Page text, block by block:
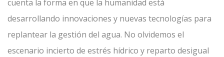
cuenta la forma en que la humanidad está
desarrollando innovaciones y nuevas tecnologías para
replantear la gestión del agua. No olvidemos el
escenario incierto de estrés hídrico y reparto desigual